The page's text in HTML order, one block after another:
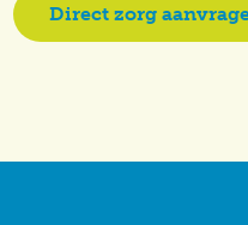
Direct zorg